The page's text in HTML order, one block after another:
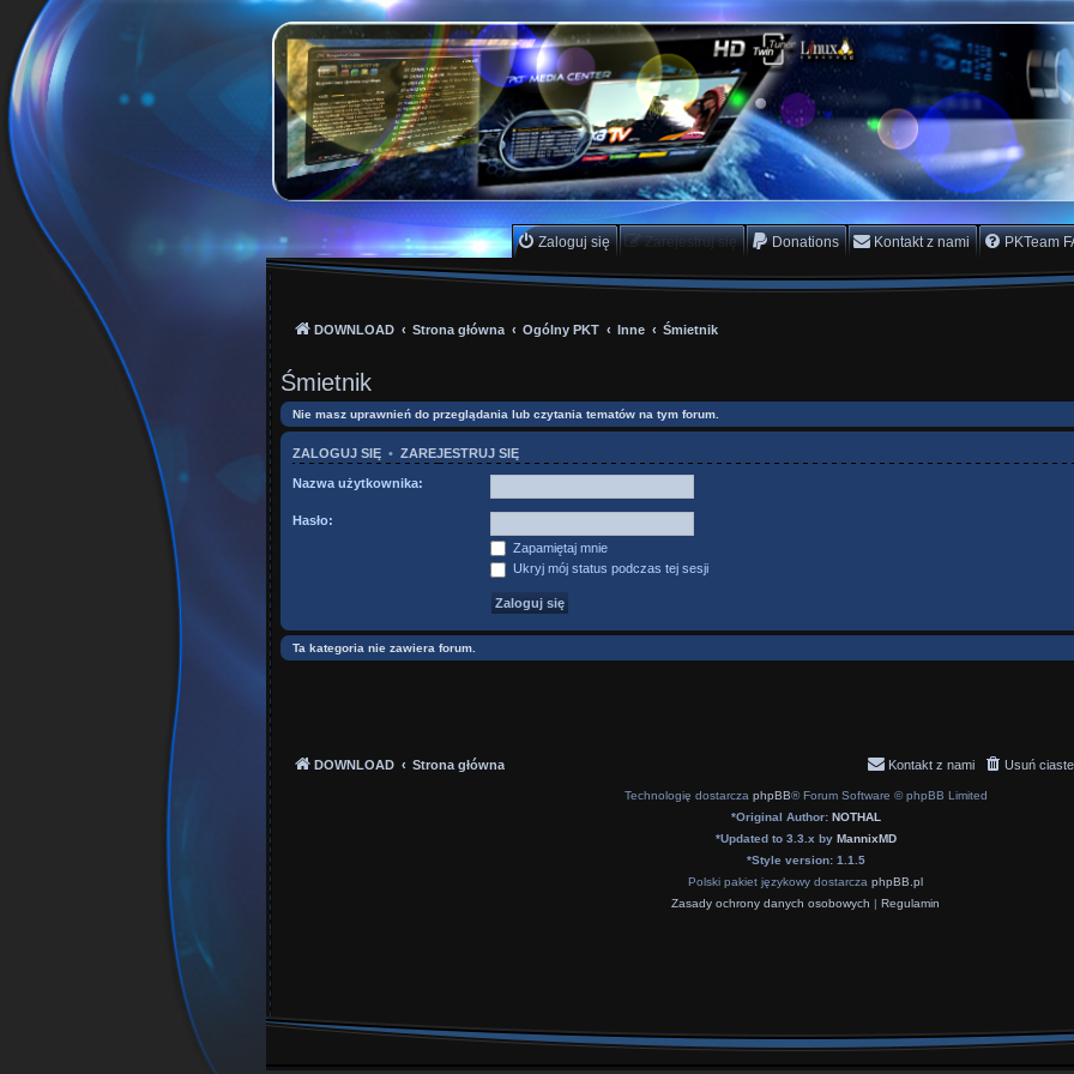
PKTeam - Polish Koders Team
Hyperion, Enigma, E2, PKT, listy kanałów, oscam
Zaloguj się Zarejestruj się Donations Kontakt z nami PKTeam
DOWNLOAD Strona główna Ogólny PKT Inne Śmietnik
Śmietnik
Nie masz uprawnień do przeglądania lub czytania tematów na tym forum.
ZALOGUJ SIĘ • ZAREJESTRUJ SIĘ
Nazwa użytkownika:
Hasło:
Zapamiętaj mnie
Ukryj mój status podczas tej sesji
Ta kategoria nie zawiera forum.
DOWNLOAD Strona główna Usuń
Kontakt z nami
Technologię dostarcza phpBB® Forum Software © phpBB Limited
*Original Author: NOTHAL
*Updated to 3.3.x by MannixMD
*Style version: 1.1.5
Polski pakiet językowy dostarcza phpBB.pl
Zasady ochrony danych osobowych | Regulamin